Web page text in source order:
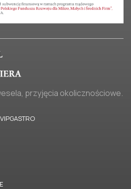
przyjęcia okolicznościowe.